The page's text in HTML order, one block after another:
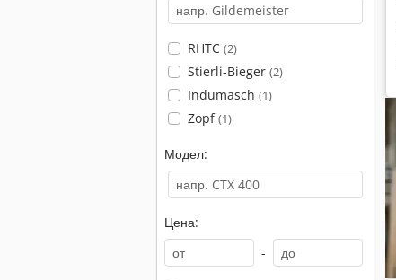
RHTC (2)
Stierli-Bieger (2)
Indumasch (1)
Zopf(1)
Модел:
Цена:
-